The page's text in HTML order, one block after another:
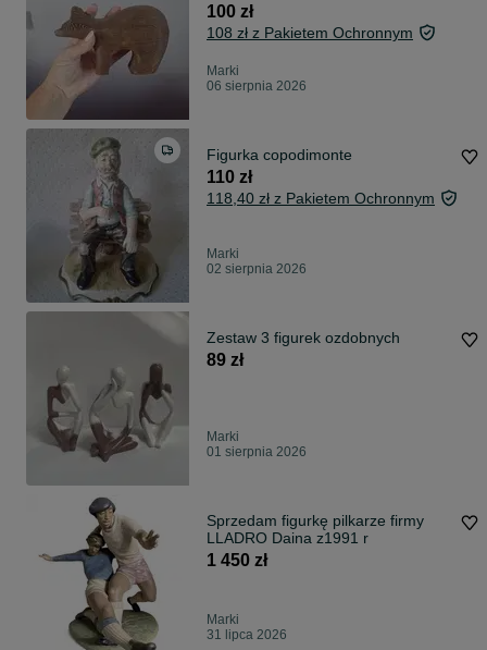
100 zł
108 zł z Pakietem Ochronnym
Marki
06 sierpnia 2026
Figurka copodimonte
110 zł
118,40 zł z Pakietem Ochronnym
Marki
02 sierpnia 2026
Zestaw 3 figurek ozdobnych
89 zł
Marki
01 sierpnia 2026
Sprzedam figurkę pilkarze firmy
LLADRO Daina z1991 r
1 450 zł
Marki
31 lipca 2026